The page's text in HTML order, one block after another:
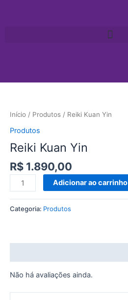
Início / Produtos / Reiki Kuan Yin
Produtos
Reiki Kuan Yin
R$ 1.890,00
Yin
Adicionar ao carrinho
Categoria: Produtos
Não há avaliações ainda.